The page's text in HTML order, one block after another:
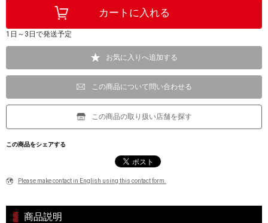
1日～3日で発送予定
お気に入りへ追加する
この商品について問い合わせる
この商品の取り扱い店舗を探す
この商品をシェアする
Please make contact in English using this contact form.
商品説明